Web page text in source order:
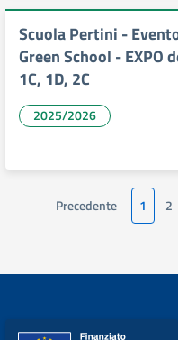
Scuola Pertini -
Green School -
1C, 1D, 2C
2025/2026
Precedente 1 2